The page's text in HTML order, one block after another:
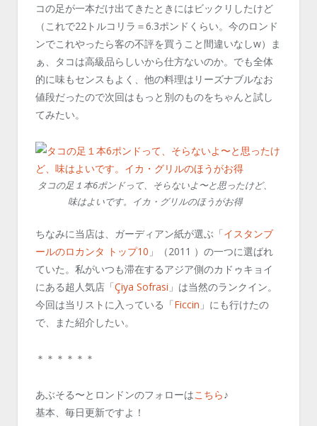
コの足が一本だけ出てきたときにはビックリしたけど
（これで22トルコリラ＝6.3ポンドくらい。今のロンド
ンでこれやったら客の不評を買うこと間違いなしw）ま
ぁ、タコは高級品らしいから仕方ないのか。でも全体
的に味もセンスもよく、他の料理はリーズナブルなお
値段だったので次回はもっと別のものをちゃんと試し
てみたい。
タコの足１本6ポンドって、そらないよ〜と思ったけど、
味はよいです。イカ・グリルのほうがお得
ちなみに当店は、ガーディアン紙が選ぶ「イスタンブ
ールのロカンタ トップ10 」（2011 ）の一つに選ばれ
ていた。私がいつも滞在するアジア側のカドゥキョイ
にある超人気店「Çiya Sofrasi 」は当然のランクイン。
今回は当リストに入っている「Ficcin 」にも行けたの
で、また紹介したい。
＊＊＊＊＊＊
あぶそる〜とロンドンのフォローはこちら♪
基本、毎日更新ですよ！